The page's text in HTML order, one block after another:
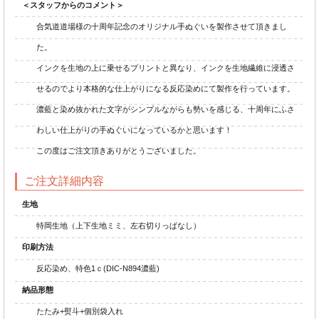
＜スタッフからのコメント＞
合気道道場様の十周年記念のオリジナル手ぬぐいを製作させて頂きまし
た。
インクを生地の上に乗せるプリントと異なり、インクを生地繊維に浸透さ
せるのでより本格的な仕上がりになる反応染めにて製作を行っています。
濃藍と染め抜かれた文字がシンプルながらも勢いを感じる、十周年にふさ
わしい仕上がりの手ぬぐいになっているかと思います！
この度はご注文頂きありがとうございました。
ご注文詳細内容
生地
特岡生地（上下生地ミミ、左右切りっぱなし）
印刷方法
反応染め、特色1ｃ(DIC-N894濃藍)
納品形態
たたみ+熨斗+個別袋入れ